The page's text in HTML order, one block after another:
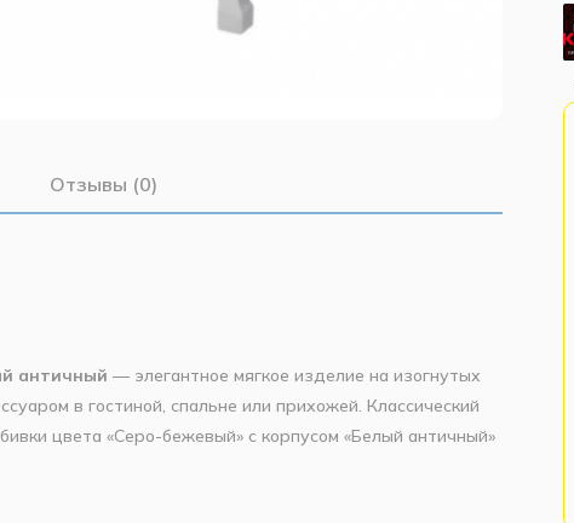
Отзывы (0)
античный — элегантное мягкое изделие на изогнутых
в гостиной, спальне или прихожей. Классический
цвета «Серо-бежевый» с корпусом «Белый античный»
античный»), что обеспечивает прочность и